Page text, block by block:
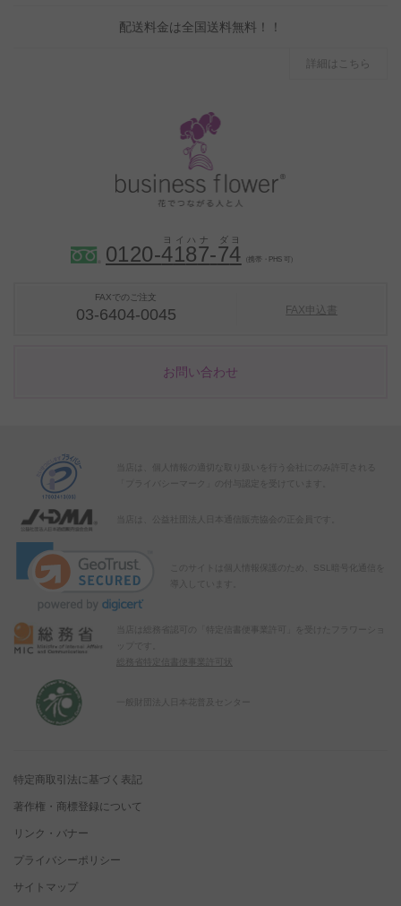
配送料金は全国送料無料！！
詳細はこちら
0120-4187-74 （携帯・PHS 可）
FAXでのご注文
03-6404-0045 FAX申込書
お問い合わせ
当店は、個人情報の適切な取り扱いを行う会社にのみ許可される
「プライバシーマーク」の付与認定を受けています。
当店は、公益社団法人日本通信販売協会の正会員です。
このサイトは個人情報保護のため、SSL暗号化通信を
導入しています。
当店は総務省認可の「特定信書便事業許可」を受けたフラワーショ
総務省特定信書便事業許可状
特定商取引法に基づく表記
著作権・商標登録について
リンク・バナー
プライバシーポリシー
サイトマップ